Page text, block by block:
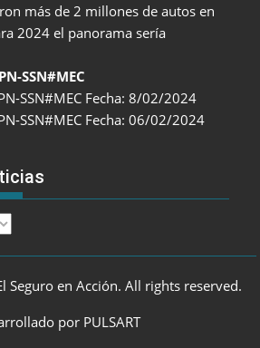
más de 2 millones de autos en
2024 el panorama sería
SSN#MEC
SSN#MEC Fecha: 8/02/2024
SSN#MEC Fecha: 06/02/2024
Seguro en Acción. All rights reserved.
por PULSART